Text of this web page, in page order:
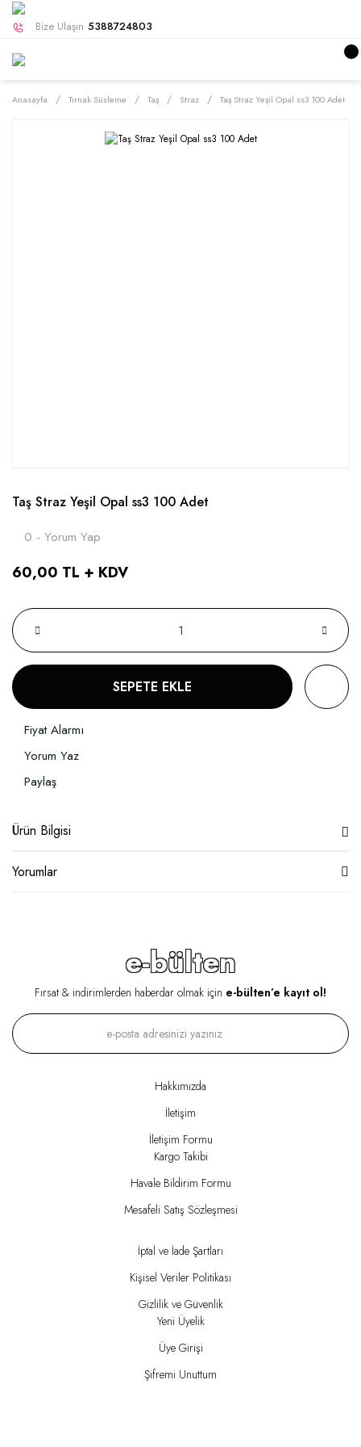
Bize Ulaşın 5388724803
Anasayfa Tırnak Süsleme Taş Straz Taş Straz Yeşil Opal ss3 100 Adet
Taş Straz Yeşil Opal ss3 100 Adet
0 - Yorum Yap
60,00 TL + KDV
SEPETE EKLE
Fiyat Alarmı
Yorum Yaz
Paylaş
Ürün Bilgisi
Yorumlar
e-bülten
Fırsat & indirimlerden haberdar olmak için e-bülten’e kayıt ol!
Hakkımızda
İletişim
İletişim Formu
Kargo Takibi
Havale Bildirim Formu
Mesafeli Satış Sözleşmesi
İptal ve İade Şartları
Kişisel Veriler Politikası
Gizlilik ve Güvenlik
Yeni Üyelik
Üye Girişi
Şifremi Unuttum